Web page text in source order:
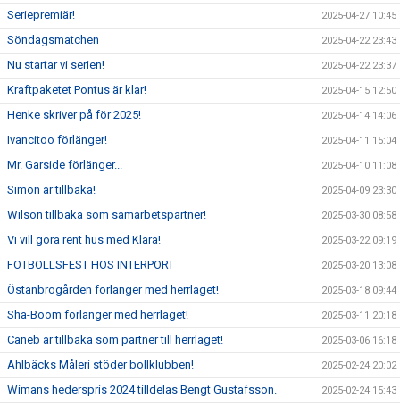
Seriepremiär! 2025-04-27 10:45
Söndagsmatchen 2025-04-22 23:43
Nu startar vi serien! 2025-04-22 23:37
Kraftpaketet Pontus är klar! 2025-04-15 12:50
Henke skriver på för 2025! 2025-04-14 14:06
Ivancitoo förlänger! 2025-04-11 15:04
Mr. Garside förlänger... 2025-04-10 11:08
Simon är tillbaka! 2025-04-09 23:30
Wilson tillbaka som samarbetspartner! 2025-03-30 08:58
Vi vill göra rent hus med Klara! 2025-03-22 09:19
FOTBOLLSFEST HOS INTERPORT 2025-03-20 13:08
Östanbrogården förlänger med herrlaget! 2025-03-18 09:44
Sha-Boom förlänger med herrlaget! 2025-03-11 20:18
Caneb är tillbaka som partner till herrlaget! 2025-03-06 16:18
Ahlbäcks Måleri stöder bollklubben! 2025-02-24 20:02
Wimans hederspris 2024 tilldelas Bengt Gustafsson. 2025-02-24 15:43